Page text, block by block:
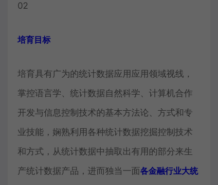
02
培育目标
培育具有广为的统计数据应用应用领域视线，
掌控语言学、统计数据自然科学、计算机合作
开发与信息控制技术的基本方法论、方式和专
业技能，娴熟利用各种统计数据挖掘控制技术
和方式，从统计数据中抽取出有用的部分来生
产统计数据产品，进而独当一面各金融行业大统